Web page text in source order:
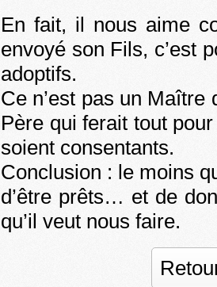
En fait, il nous aime
envoyé son Fils, c’est
adoptifs.
Ce n’est pas un
Père qui ferait tout
soient consentants.
Conclusion : le moins
d’être prêts… et de
qu’il veut nous faire.